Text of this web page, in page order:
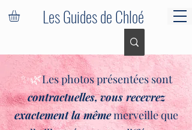
Les Guides de Chloé
✨🌿Les photos présentées sont
contractuelles,vous recevrez
exactement la mêmemerveille que